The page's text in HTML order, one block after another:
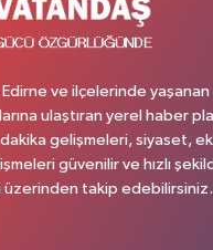
ve ilçelerinde
ulaştıran yerel haber
gelişmeleri, siyaset,
güvenilir ve hızlı
takip edebilirsiniz.